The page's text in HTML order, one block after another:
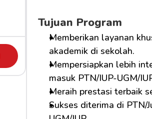
Tujuan Program
Memberikan layanan
akademik di sekolah.
Mempersiapkan lebih
masuk PTN/IUP-UGM/
Meraih prestasi terbaik
Sukses diterima di PTN/